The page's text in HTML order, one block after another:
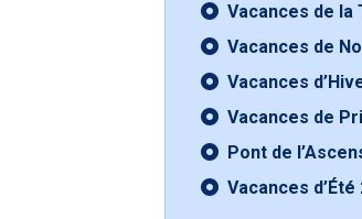
Vacances de la
Vacances de
Vacances
Vacances de
Pont de
Vacances